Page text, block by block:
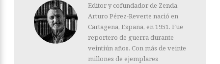
Editor y cofundador de Zenda.
Arturo Pérez-Reverte nació en
Cartagena, España, en 1951. Fue
reportero de guerra durante
veintiún años. Con más de veinte
millones de ejemplares